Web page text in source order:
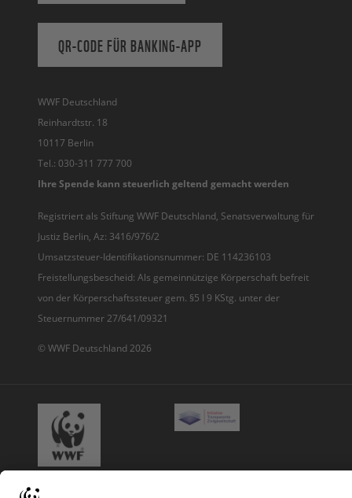
QR-CODE FÜR BANKING-APP
WWF Deutschland
Reinhardtstr. 18
10117 Berlin
Tel.: 030-311 777 700
Ihre Spende kann steuerlich geltend gemacht werden
Registriert als Stiftung WWF Deutschland, Senatsverwaltung für
Justiz Berlin, Az: 3416/976/2
Umsatzsteuer-Identifikationsnummer: DE 114236103
Freistellungsbescheid: Als gemeinnützige Körperschaft befreit
von der Körperschaftssteuer gem. §5 I 9 KStg. unter der
Steuernummer 27/641/09321
© WWF Deutschland 2026